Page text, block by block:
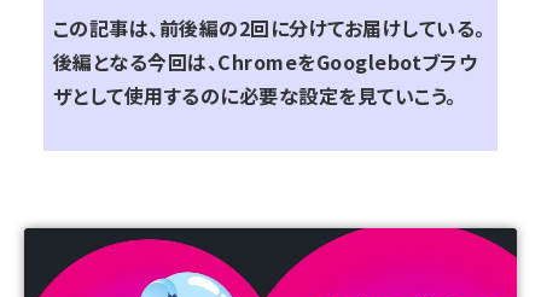
この記事は、前後編の2回に分けてお届けしている。
後編となる今回は、ChromeをGooglebotブラウ
ザとして使用するのに必要な設定を見ていこう。